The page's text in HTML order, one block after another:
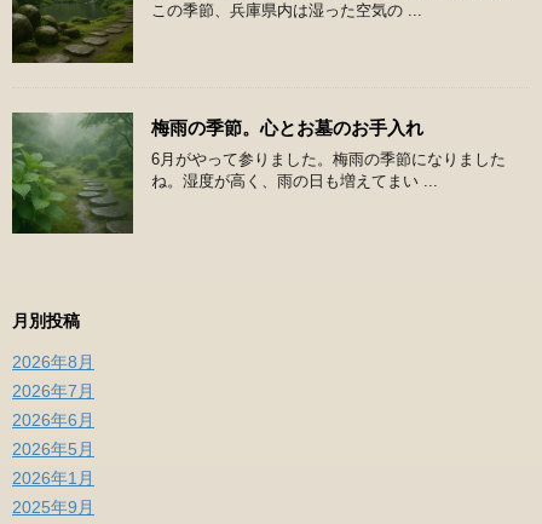
この季節、兵庫県内は湿った空気の ...
梅雨の季節。心とお墓のお手入れ
6月がやって参りました。梅雨の季節になりました
ね。湿度が高く、雨の日も増えてまい ...
月別投稿
2026年8月
2026年7月
2026年6月
2026年5月
2026年1月
2025年9月